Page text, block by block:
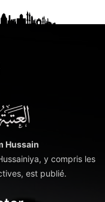
Hussain
y compris les
est publié.